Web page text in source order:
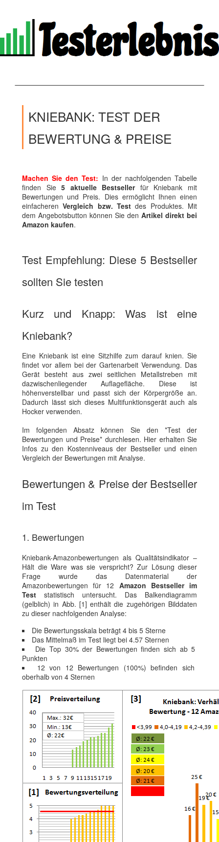
KNIEBANK: TEST DER
BEWERTUNG & PREISE
Machen Sie den Test: In der nachfolgenden Tabelle
finden Sie5 aktuelle Bestsellerfür Kniebank mit
Bewertungen und Preis. Dies ermöglicht Ihnen einen
einfacherenVergleich bzw. Test des Produktes. Mit
dem Angebotsbutton können Sie den Artikel direkt bei
Amazon kaufen.
Test Empfehlung: Diese 5 Bestseller
sollten Sie testen
Kurz und Knapp: Was ist eine
Kniebank?
Eine Kniebank ist eine Sitzhilfe zum darauf knien. Sie
findet vor allem bei der Gartenarbeit Verwendung. Das
Gerät besteht aus zwei seitlichen Metallstreben mit
dazwischenliegender Auflagefläche. Diese ist
höhenverstellbar und passt sich der Körpergröße an.
Dadurch lässt sich dieses Multifunktionsgerät auch als
Hocker verwenden.
Im folgenden Absatz können Sie den *Test der
Bewertungen und Preise* durchlesen. Hier erhalten Sie
Infos zu den Kostenniveaus der Bestseller und einen
Vergleich der Bewertungen mit Analyse.
Bewertungen & Preise der Bestseller
im Test
1. Bewertungen
Kniebank-Amazonbewertungen als Qualitätsindikator –
Hält die Ware was sie verspricht? Zur Lösung dieser
Frage wurde das Datenmaterial der
Amazonbewertungen für 12 Amazon Bestseller im
Test statistisch untersucht. Das Balkendiagramm
(gelblich) in Abb. [1] enthält die zugehörigen Bilddaten
zu dieser nachfolgenden Analyse:
Die Bewertungsskala beträgt 4 bis 5 Sterne
Das Mittelmaß im Test liegt bei 4.57 Sternen
Die Top 30% der Bewertungen finden sich ab 5
Punkten
12 von 12 Bewertungen (100%) befinden sich
oberhalb von 4 Sternen